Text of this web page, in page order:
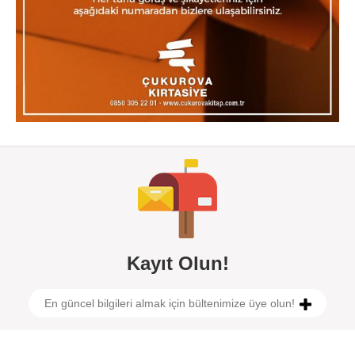
Kayıt Olun!